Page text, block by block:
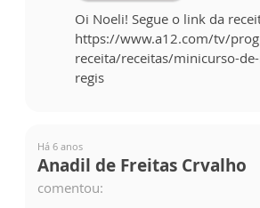
Oi Noeli! Segue o link da
https://www.a12.com/tv/
receita/receitas/minicurso-
regis
Há 6 anos
Anadil de Freitas Crvalho
comentou: